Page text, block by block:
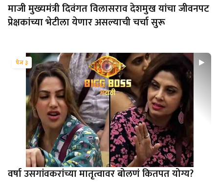
माजी मुख्यमंत्री दिवंगत विलासराव देशमुख यांचा जीवनपट
प्रेक्षकांच्या भेटीला येणार असल्याची चर्चा सुरू
पेज ३
वर्षा उसगांवकरांच्या मातृत्वावर बोलणं कितपत योग्य?